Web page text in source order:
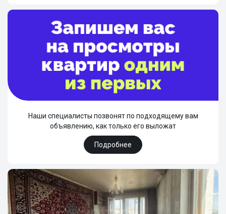
Наши специалисты позвонят по подходящему вам
объявлению, как только его выложат
Подробнее